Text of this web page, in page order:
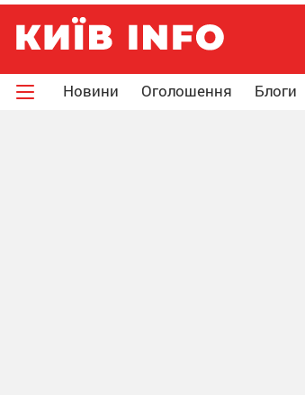
Новини Оголошення Блоги